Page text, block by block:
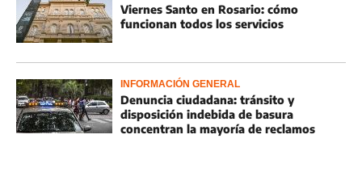
Viernes Santo en Rosario: cómo
funcionan todos los servicios
INFORMACIÓN GENERAL
Denuncia ciudadana: tránsito y
disposición indebida de basura
concentran la mayoría de reclamos